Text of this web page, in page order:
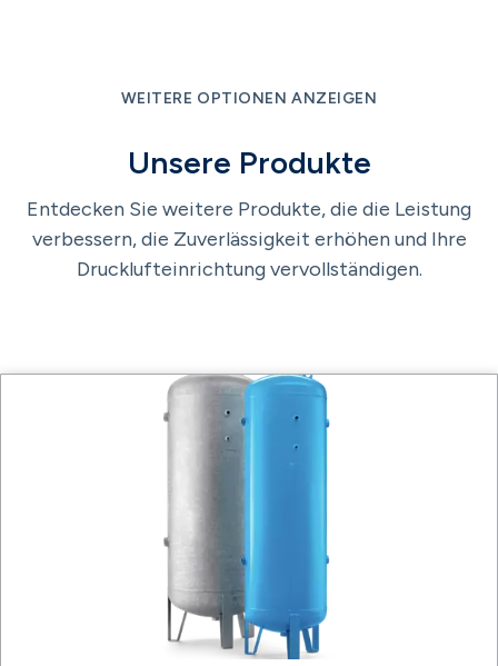
WEITERE OPTIONEN ANZEIGEN
Unsere Produkte
Entdecken Sie weitere Produkte, die die Leistung
verbessern, die Zuverlässigkeit erhöhen und Ihre
Drucklufteinrichtung vervollständigen.